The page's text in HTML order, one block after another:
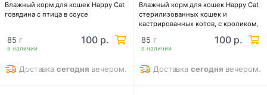
Влажный корм для кошек Happy Cat
говядина с птица в соусе
в наличии
85 г 100 р.
Доставкасегодня вечером.
Влажный корм для кошек Happy Cat
стерилизованных кошек и
кастрированных котов, с кроликом,
в наличии
85 г 100 р.
Доставкасегодня вечером.